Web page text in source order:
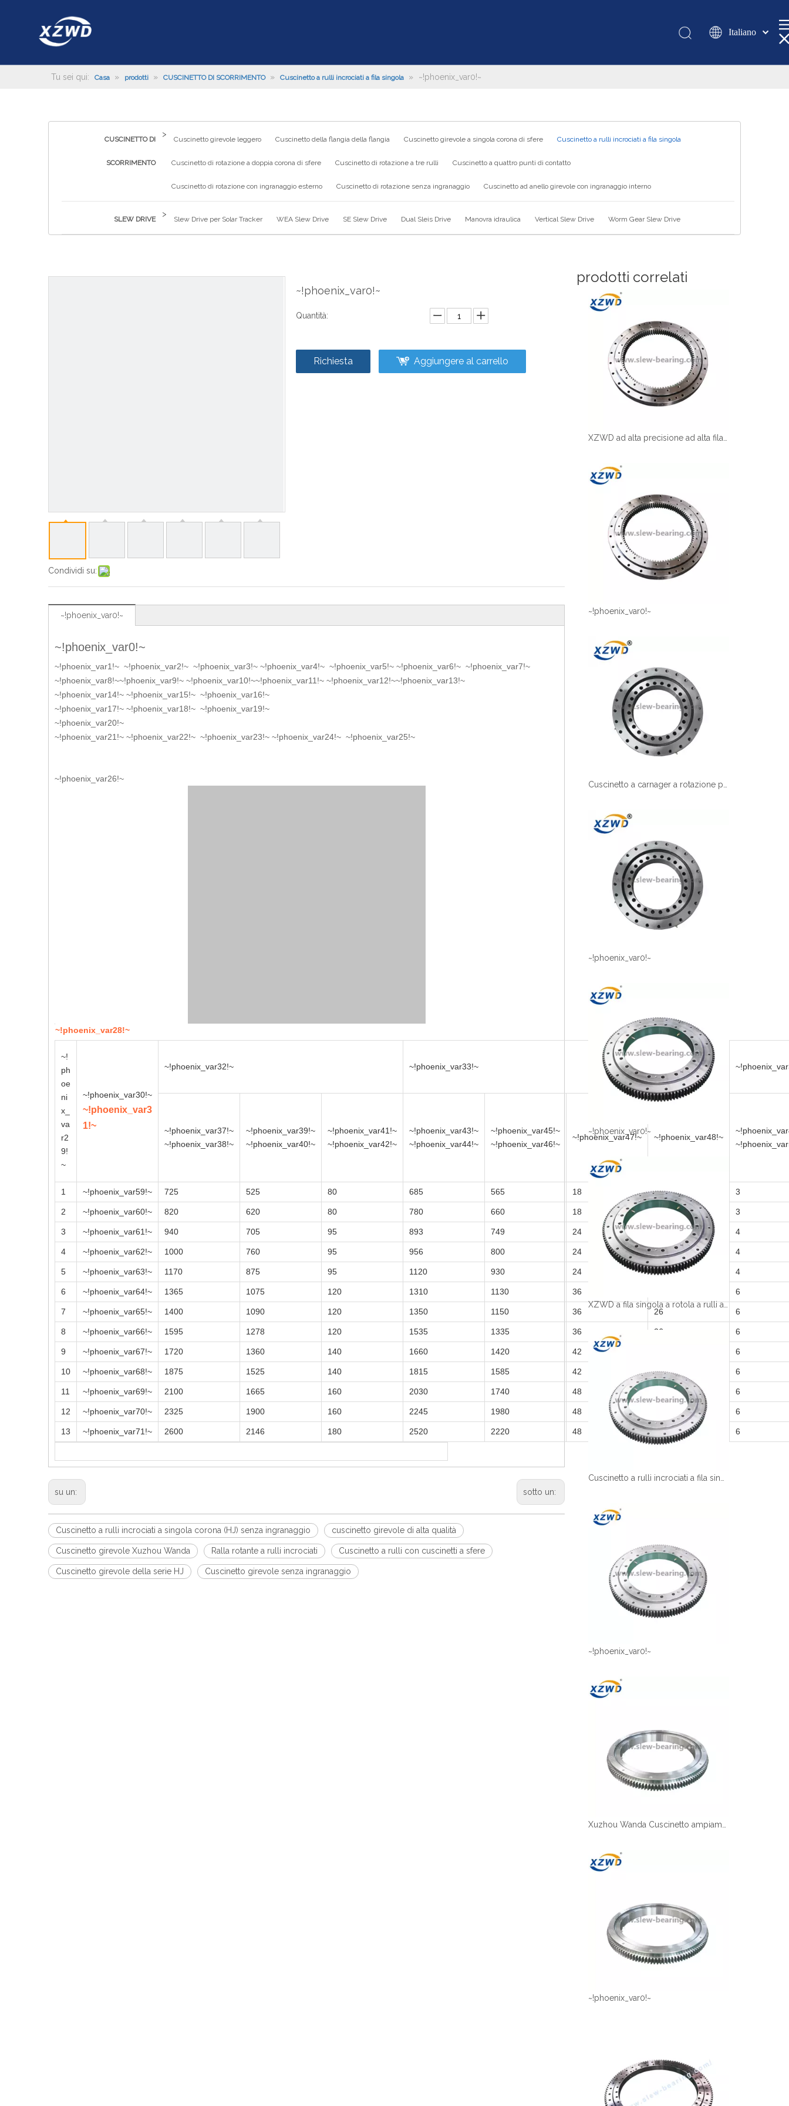
Italiano
românesc
Pусский
العربية
Tu sei qui: Casa » prodotti » CUSCINETTO DI SCORRIMENTO » Cuscinetto a rulli incrociati a fila singola » ~!phoenix_var0!~
CUSCINETTO DI
SCORRIMENTO
>
Cuscinetto girevole leggero Cuscinetto della flangia della flangia Cuscinetto girevole a singola corona di sfere Cuscinetto a rulli incrociati a fila singola
Cuscinetto di rotazione a doppia corona di sfere Cuscinetto di rotazione a tre rulli Cuscinetto a quattro punti di contatto
Cuscinetto di rotazione con ingranaggio esterno Cuscinetto di rotazione senza ingranaggio Cuscinetto ad anello girevole con ingranaggio interno
SLEW DRIVE
>
Slew Drive per Solar Tracker WEA Slew Drive SE Slew Drive Dual Sleis Drive Manovra idraulica Vertical Slew Drive Worm Gear Slew Drive
Condividi su:
~!phoenix_var0!~
Quantità:
Richiesta Aggiungere al carrello
~!phoenix_var0!~
~!phoenix_var0!~
~!phoenix_var1!~ ~!phoenix_var2!~ ~!phoenix_var3!~ ~!phoenix_var4!~ ~!phoenix_var5!~ ~!phoenix_var6!~ ~!phoenix_var7!~
~!phoenix_var8!~~!phoenix_var9!~ ~!phoenix_var10!~~!phoenix_var11!~ ~!phoenix_var12!~~!phoenix_var13!~
~!phoenix_var14!~ ~!phoenix_var15!~ ~!phoenix_var16!~
~!phoenix_var17!~ ~!phoenix_var18!~ ~!phoenix_var19!~
~!phoenix_var20!~
~!phoenix_var21!~ ~!phoenix_var22!~ ~!phoenix_var23!~ ~!phoenix_var24!~ ~!phoenix_var25!~
~!phoenix_var26!~
~!phoenix_var28!~
~!
ph
oe
ni
x_
va
r2
9!
~
~!phoenix_var30!~
~!phoenix_var3
1!~
~!phoenix_var32!~ ~!phoenix_var33!~
~!phoenix_var37!~
~!phoenix_var38!~
~!phoenix_var39!~
~!phoenix_var40!~
~!phoenix_var41!~
~!phoenix_var42!~
~!phoenix_var43!~
~!phoenix_var44!~
~!phoenix_var45!~
~!phoenix_var46!~
~!phoenix_var47!~ ~!phoenix_var48!~
1 ~!phoenix_var59!~ 725 525 80 685 565 18 18 3
2 ~!phoenix_var60!~ 820 620 80 780 660 18 3
3 ~!phoenix_var61!~ 940 705 95 893 749 24 20 4
4 ~!phoenix_var62!~ 1000 760 95 956 800 24 20 4
5 ~!phoenix_var63!~ 1170 875 95 1120 930 24 22 4
6 ~!phoenix_var64!~ 1365 1075 120 1310 1130 36 6
7 ~!phoenix_var65!~ 1400 1090 120 1350 1150 36 26 6
8 ~!phoenix_var66!~ 1595 1278 120 1535 1335 36 26 6
9 ~!phoenix_var67!~ 1720 1360 140 1660 1420 42 6
10 ~!phoenix_var68!~ 1875 1525 140 1815 1585 42 29 6
11 ~!phoenix_var69!~ 2100 1665 160 2030 1740 48 6
12 ~!phoenix_var70!~ 2325 1900 160 2245 1980 48 6
13 ~!phoenix_var71!~ 2600 2146 180 2520 2220 48 32 6
su un: sotto un:
Cuscinetto a rulli incrociati a singola corona (HJ) senza ingranaggio cuscinetto girevole di alta qualità
Cuscinetto girevole Xuzhou Wanda Ralla rotante a rulli incrociati Cuscinetto a rulli con cuscinetti a sfere
Cuscinetto girevole della serie HJ Cuscinetto girevole senza ingranaggio
prodotti correlati
~!phoenix_var0!~
~!phoenix_var0!~
~!phoenix_var0!~
XZWD a fila singola a rotola a rulli anello cuscinetto esterno per macchine noiose del tunnel
~!phoenix_var0!~
~!phoenix_var0!~